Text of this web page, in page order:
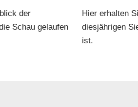
der
Schau gelaufen
Hier erhalten
diesjährigen
ist.